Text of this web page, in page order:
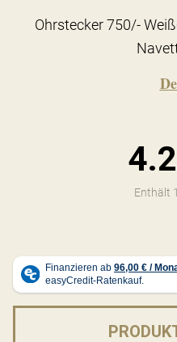
Ohrstecker 750/-
Enthält